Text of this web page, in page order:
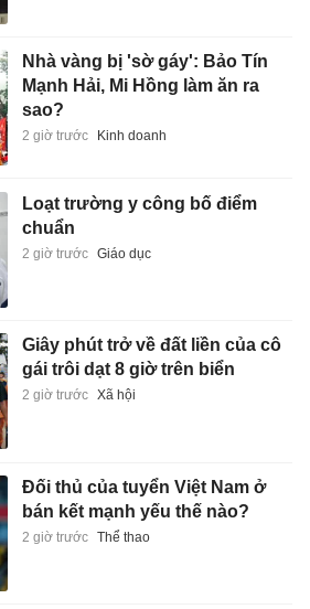
Nhà vàng bị 'sờ gáy': Bảo Tín
Mạnh Hải, Mi Hồng làm ăn ra
sao?
2 giờ trước Kinh doanh
Loạt trường y công bố điểm
chuẩn
2 giờ trước Giáo dục
Giây phút trở về đất liền của cô
gái trôi dạt 8 giờ trên biển
2 giờ trước Xã hội
Đối thủ của tuyển Việt Nam ở
bán kết mạnh yếu thế nào?
2 giờ trước Thể thao